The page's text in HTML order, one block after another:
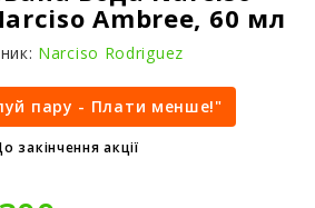
Ambree, 60 мл
Narciso Rodriguez
пару - Плати менше!"
закінчення акції